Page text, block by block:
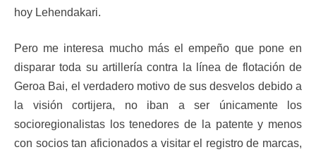
hoy Lehendakari.
Pero me interesa mucho más el empeño que pone en
disparar toda su artillería contra la línea de flotación de
Geroa Bai, el verdadero motivo de sus desvelos debido a
la visión cortijera, no iban a ser únicamente los
socioregionalistas los tenedores de la patente y menos
con socios tan aficionados a visitar el registro de marcas,